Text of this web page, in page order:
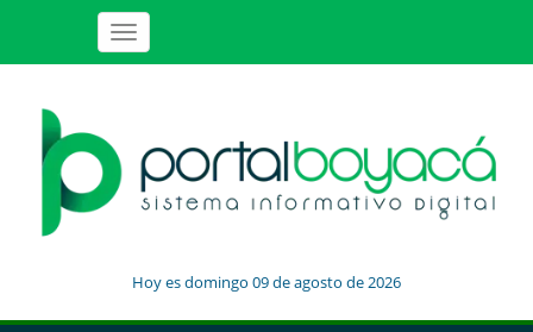
Toggle
navigation
Hoy es domingo 09 de agosto de 2026